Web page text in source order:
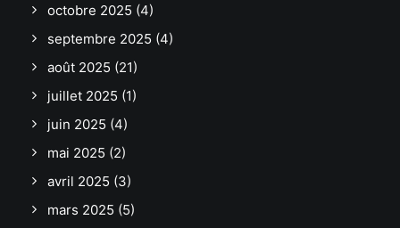
octobre 2025 (4)
septembre 2025 (4)
août 2025 (21)
juillet 2025 (1)
juin 2025 (4)
mai 2025 (2)
avril 2025 (3)
mars 2025 (5)